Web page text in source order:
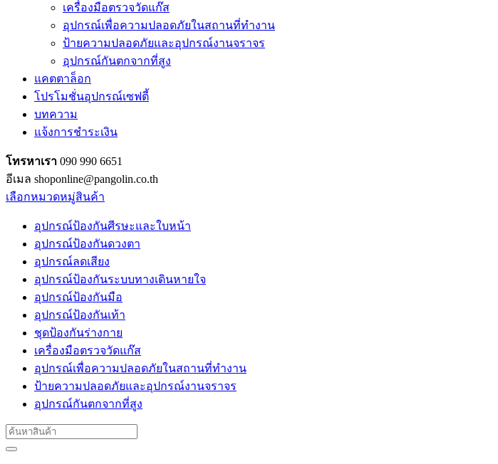
เครื่องมือตรวจวัดแก๊ส
อุปกรณ์เพื่อความปลอดภัยในสถานที่ทำงาน
ป้ายความปลอดภัยและอุปกรณ์งานจราจร
อุปกรณ์กันตกจากที่สูง
แคตตาล็อก
โปรโมชั่นอุปกรณ์เซฟตี้
บทความ
แจ้งการชำระเงิน
โทรหาเรา 090 990 6651
อีเมล shoponline@pangolin.co.th
เลือกหมวดหมู่สินค้า
อุปกรณ์ป้องกันศีรษะและใบหน้า
อุปกรณ์ป้องกันดวงตา
อุปกรณ์ลดเสียง
อุปกรณ์ป้องกันระบบทางเดินหายใจ
อุปกรณ์ป้องกันมือ
อุปกรณ์ป้องกันเท้า
ชุดป้องกันร่างกาย
เครื่องมือตรวจวัดแก๊ส
อุปกรณ์เพื่อความปลอดภัยในสถานที่ทำงาน
ป้ายความปลอดภัยและอุปกรณ์งานจราจร
อุปกรณ์กันตกจากที่สูง
Search
for: